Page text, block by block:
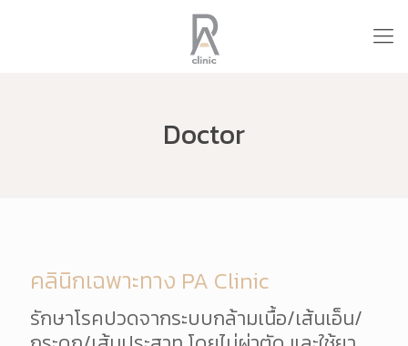
Doctor
คลินิกเฉพาะทาง PA Clinic
รักษาโรคปวดจากระบบกล้ามเนื้อ/เส้นเอ็น/